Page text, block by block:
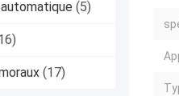
(5)
(17)